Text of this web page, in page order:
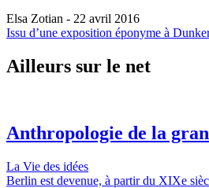
Elsa Zotian - 22 avril 2016
Issu d’une exposition éponyme à
Ailleurs sur le net
Anthropologie de la
La Vie des idées
Berlin est devenue, à partir du XIXe